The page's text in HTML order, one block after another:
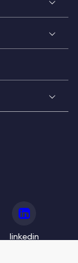
linkedin